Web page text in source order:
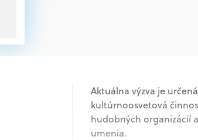
Aktuálna výzva je
kultúrnoosvetová
hudobných organizácií
umenia.